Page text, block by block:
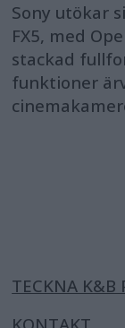
Sony utökar
FX5, med
stackad
funktioner
TECKNA K&B